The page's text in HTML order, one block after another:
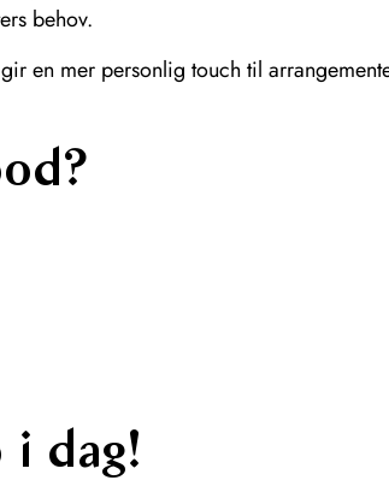
behov.
en mer personlig touch til
i dag!